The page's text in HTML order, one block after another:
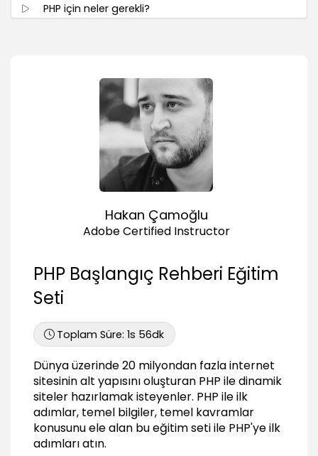
PHP için neler gerekli?
02:13
MAMP kurulumu
MAMP kullanımı ve ayarlar
PHP destekli Dreamweaver Site tanımlamak
Wamp Server (Windows kullanıcıları için)
Wamp Server kurulumu
02:36
02:39
Wamp Server kullanarak Dreamweaver Site
tanımlamak
02:10
PHP ile Uygulamaya Giriş
PHP kodları nasıl kullanılır?
03:11
Hakan Çamoğlu
Adobe Certified Instructor
PHP Başlangıç Rehberi Eğitim
Seti
Toplam Süre:1s 56dk
Dünya üzerinde 20 milyondan fazla internet
sitesinin alt yapısını oluşturan PHP ile dinamik
siteler hazırlamak isteyenler. PHP ile ilk
adımlar, temel bilgiler, temel kavramlar
konusunu ele alan bu eğitim seti ile PHP'ye ilk
adımları atın.